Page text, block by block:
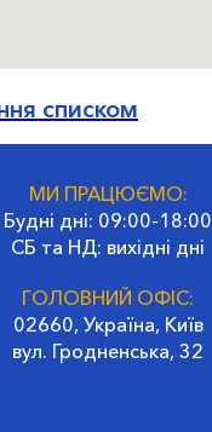
списком
МИ ПРАЦЮЄМО:
Будні дні: 09:00-18:00
СБ та НД: вихідні дні
ГОЛОВНИЙ ОФІС:
02660, Україна, Київ
вул. Гродненська, 32